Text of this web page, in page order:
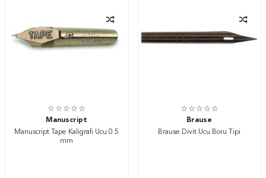
Manuscript
Manuscript Tape Kaligrafi Ucu 0.5
mm
Brause
Brause Divit Ucu Boru Tipi